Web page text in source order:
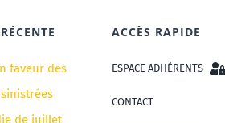
faveur des
de juillet
ACCÈS RAPIDE
ESPACE ADHÉRENTS
CONTACT